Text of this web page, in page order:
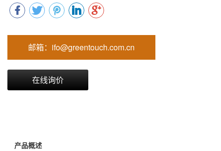
邮箱：ifo@greentouch.com.cn
在线询价
产品概述